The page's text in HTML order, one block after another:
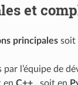
et
principalessoit
l’équipe de